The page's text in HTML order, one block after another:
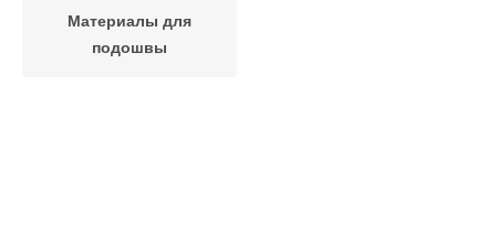
Материалы для
подошвы